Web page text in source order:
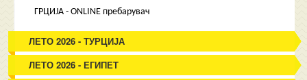
ГРЦИЈА - ONLINE пребарувач
ЛЕТО 2026 - ТУРЦИЈА
ЛЕТО 2026 - ЕГИПЕТ